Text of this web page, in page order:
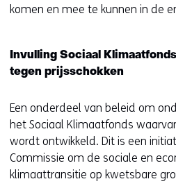
komen en mee te kunnen in de
Invulling Sociaal
tegen prijsschokken
Een onderdeel van beleid om
het Sociaal Klimaatfonds
wordt ontwikkeld. Dit is een
Commissie om de sociale en
klimaattransitie op kwetsbare